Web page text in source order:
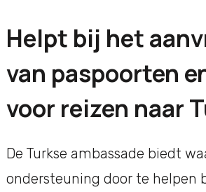
Helpt bij het
van paspoorten
voor reizen naar
De Turkse ambassade biedt
ondersteuning door te helpen